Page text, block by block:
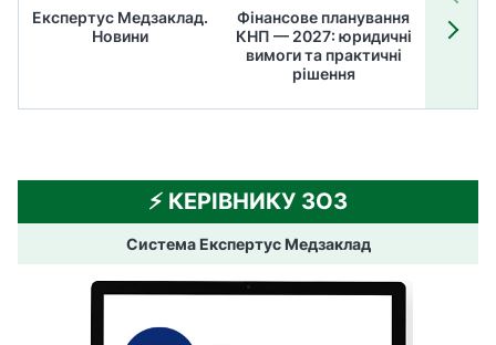
Експертус Медзаклад.
Новини
Фінансове планування
КНП — 2027: юридичні
вимоги та практичні
рішення
⚡️ КЕРІВНИКУ ЗОЗ
Система Експертус Медзаклад